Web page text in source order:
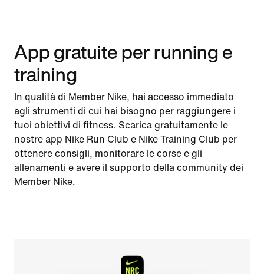
App gratuite per running e
training
In qualità di Member Nike, hai accesso immediato
agli strumenti di cui hai bisogno per raggiungere i
tuoi obiettivi di fitness. Scarica gratuitamente le
nostre app Nike Run Club e Nike Training Club per
ottenere consigli, monitorare le corse e gli
allenamenti e avere il supporto della community dei
Member Nike.